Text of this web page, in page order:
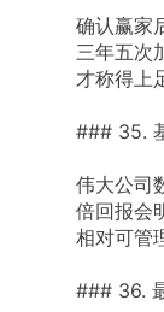
确认赢家
三年五次
才称得上
### 35.
伟大公司
倍回报会
相对可管
### 36.